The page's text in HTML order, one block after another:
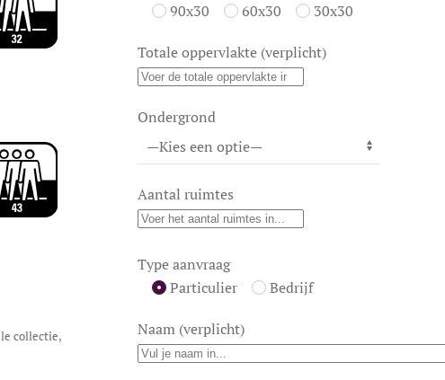
collectie,
90x30
60x30 30x30
Totale oppervlakte (verplicht)
Ondergrond
Aantal ruimtes
Type aanvraag
Particulier
Bedrijf
Naam (verplicht)